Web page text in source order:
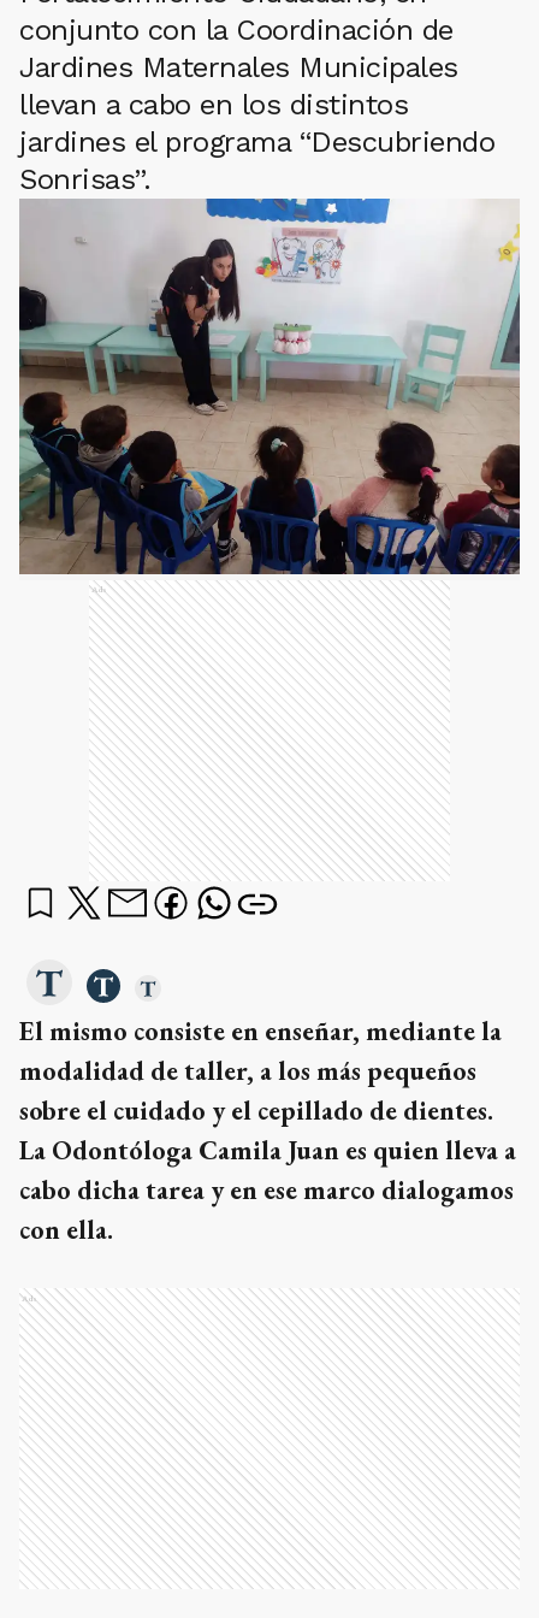
conjunto con la Coordinación de
Jardines Maternales Municipales
llevan a cabo en los distintos
jardines el programa “Descubriendo
Sonrisas”.
Ads
El mismo consiste en enseñar, mediante la
modalidad de taller, a los más pequeños
sobre el cuidado y el cepillado de dientes.
La Odontóloga Camila Juan es quien lleva a
cabo dicha tarea y en ese marco dialogamos
con ella.
Ads